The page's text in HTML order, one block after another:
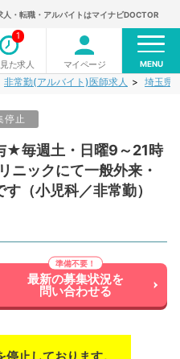
人・転職・アルバイトはマイナビDOCTOR
た求人
1
マイページ MENU
非常勤(アルバイト)医師求人 埼玉県
停止
★毎週土・日曜9～21時
ニックにて一般外来・
（小児科／非常勤）
最新の募集状況を
問い合わせる